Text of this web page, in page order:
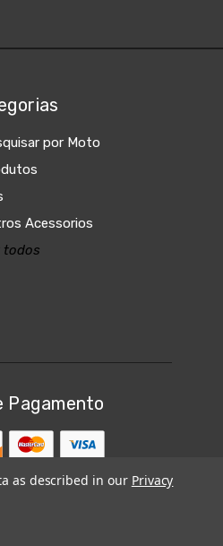
por Moto
Acessorios
todos
Pagamento
as described in our Privacy